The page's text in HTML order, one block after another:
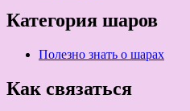
Категория шаров
Полезно знать о шарах
Как связаться